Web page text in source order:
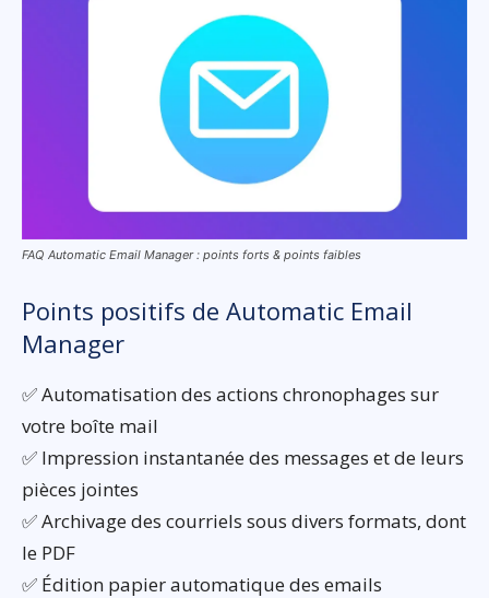
FAQ Automatic Email Manager : points forts & points faibles
Points positifs de Automatic Email
Manager
✅ Automatisation des actions chronophages sur
votre boîte mail
✅ Impression instantanée des messages et de leurs
pièces jointes
✅ Archivage des courriels sous divers formats, dont
le PDF
✅ Édition papier automatique des emails